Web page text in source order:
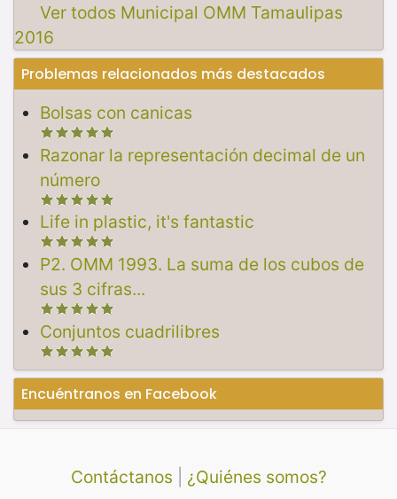
Ver todos Municipal OMM Tamaulipas
2016
Problemas relacionados más destacados
Bolsas con canicas
Razonar la representación decimal de un
número
Life in plastic, it's fantastic
P2. OMM 1993. La suma de los cubos de
sus 3 cifras...
Conjuntos cuadrilibres
Encuéntranos en Facebook
Contáctanos ¿Quiénes somos?